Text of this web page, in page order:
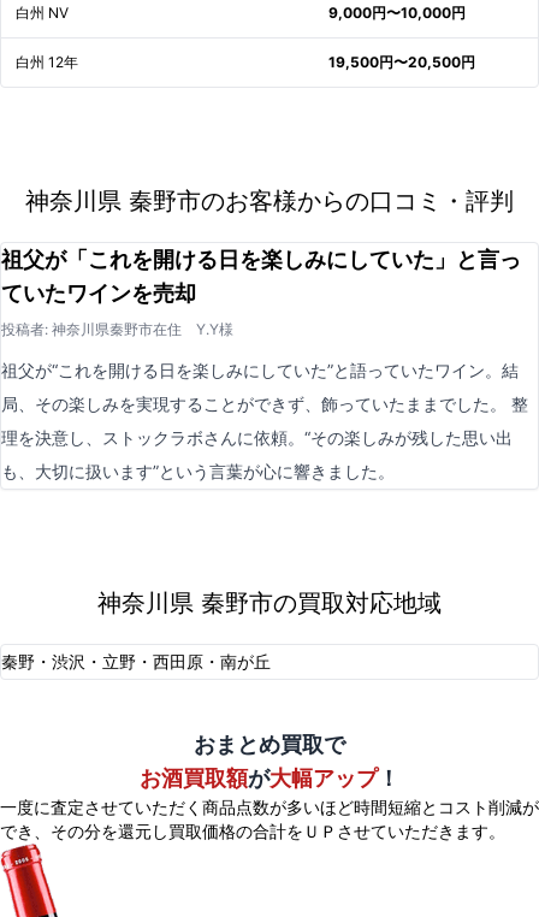
白州 NV 9,000円〜10,000円
白州 12年 19,500円〜20,500円
神奈川県 秦野市のお客様からの口コミ・評判
祖父が「これを開ける日を楽しみにしていた」と言っ
ていたワインを売却
投稿者: 神奈川県秦野市在住 Y.Y様
祖父が“これを開ける日を楽しみにしていた”と語っていたワイン。結
局、その楽しみを実現することができず、飾っていたままでした。 整
理を決意し、ストックラボさんに依頼。“その楽しみが残した思い出
も、大切に扱います”という言葉が心に響きました。
神奈川県 秦野市の買取対応地域
秦野・渋沢・立野・西田原・南が丘
おまとめ買取で
お酒買取額が大幅アップ！
一度に査定させていただく商品点数が多いほど時間短縮とコスト削減が
でき、 その分を還元し買取価格の合計をＵＰさせていただきます。